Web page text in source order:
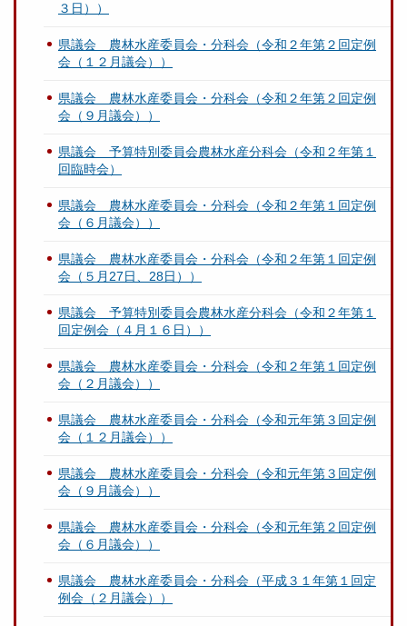
３日））
県議会 農林水産委員会・分科会（令和２年第２回定例
会（１２月議会））
県議会 農林水産委員会・分科会（令和２年第２回定例
会（９月議会））
県議会 予算特別委員会農林水産分科会（令和２年第１
回臨時会）
県議会 農林水産委員会・分科会（令和２年第１回定例
会（６月議会））
県議会 農林水産委員会・分科会（令和２年第１回定例
会（５月27日、28日））
県議会 予算特別委員会農林水産分科会（令和２年第１
回定例会（４月１６日））
県議会 農林水産委員会・分科会（令和２年第１回定例
会（２月議会））
県議会 農林水産委員会・分科会（令和元年第３回定例
会（１２月議会））
県議会 農林水産委員会・分科会（令和元年第３回定例
会（９月議会））
県議会 農林水産委員会・分科会（令和元年第２回定例
会（６月議会））
県議会 農林水産委員会・分科会（平成３１年第１回定
例会（２月議会））